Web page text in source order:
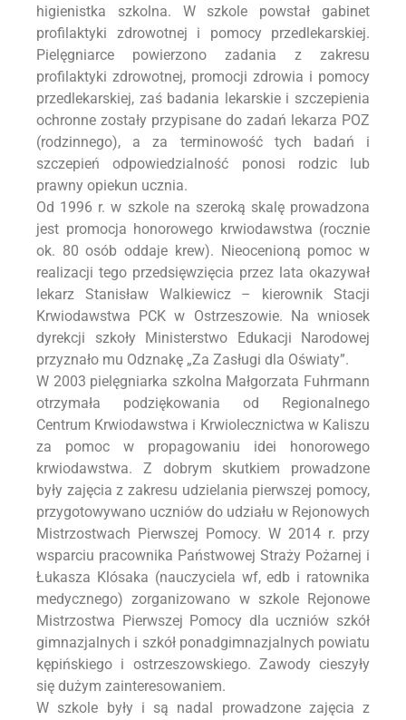
higienistka szkolna. W szkole powstał gabinet
profilaktyki zdrowotnej i pomocy przedlekarskiej.
Pielęgniarce powierzono zadania z zakresu
profilaktyki zdrowotnej, promocji zdrowia i pomocy
przedlekarskiej, zaś badania lekarskie i szczepienia
ochronne zostały przypisane do zadań lekarza POZ
(rodzinnego), a za terminowość tych badań i
szczepień odpowiedzialność ponosi rodzic lub
prawny opiekun ucznia.
Od 1996 r. w szkole na szeroką skalę prowadzona
jest promocja honorowego krwiodawstwa (rocznie
ok. 80 osób oddaje krew). Nieocenioną pomoc w
realizacji tego przedsięwzięcia przez lata okazywał
lekarz Stanisław Walkiewicz – kierownik Stacji
Krwiodawstwa PCK w Ostrzeszowie. Na wniosek
dyrekcji szkoły Ministerstwo Edukacji Narodowej
przyznało mu Odznakę „Za Zasługi dla Oświaty”.
W 2003 pielęgniarka szkolna Małgorzata Fuhrmann
otrzymała podziękowania od Regionalnego
Centrum Krwiodawstwa i Krwiolecznictwa w Kaliszu
za pomoc w propagowaniu idei honorowego
krwiodawstwa. Z dobrym skutkiem prowadzone
były zajęcia z zakresu udzielania pierwszej pomocy,
przygotowywano uczniów do udziału w Rejonowych
Mistrzostwach Pierwszej Pomocy. W 2014 r. przy
wsparciu pracownika Państwowej Straży Pożarnej i
Łukasza Klósaka (nauczyciela wf, edb i ratownika
medycznego) zorganizowano w szkole Rejonowe
Mistrzostwa Pierwszej Pomocy dla uczniów szkół
gimnazjalnych i szkół ponadgimnazjalnych powiatu
kępińskiego i ostrzeszowskiego. Zawody cieszyły
się dużym zainteresowaniem.
W szkole były i są nadal prowadzone zajęcia z